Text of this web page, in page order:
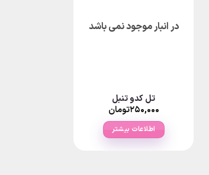
در انبار موجود نمی باشد
تل کدو تنبل
۲۵۰,۰۰۰تومان
اطلاعات بیشتر